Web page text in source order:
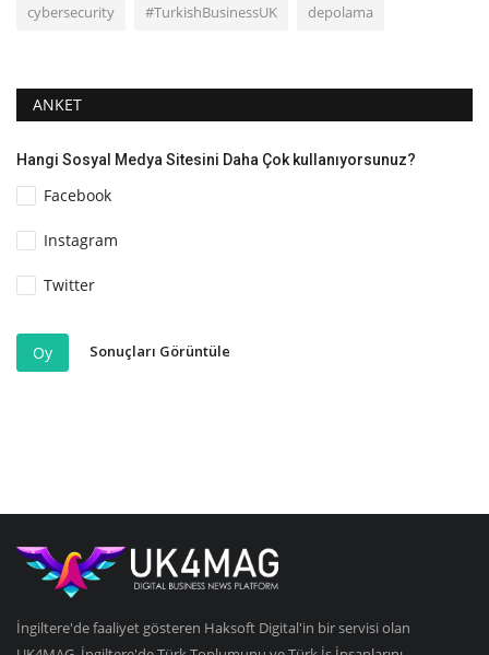
cybersecurity #TurkishBusinessUK depolama
ANKET
Hangi Sosyal Medya Sitesini Daha Çok kullanıyorsunuz?
Facebook
Instagram
Twitter
Oy Sonuçları Görüntüle
İngiltere'de faaliyet gösteren Haksoft Digital'in bir servisi olan